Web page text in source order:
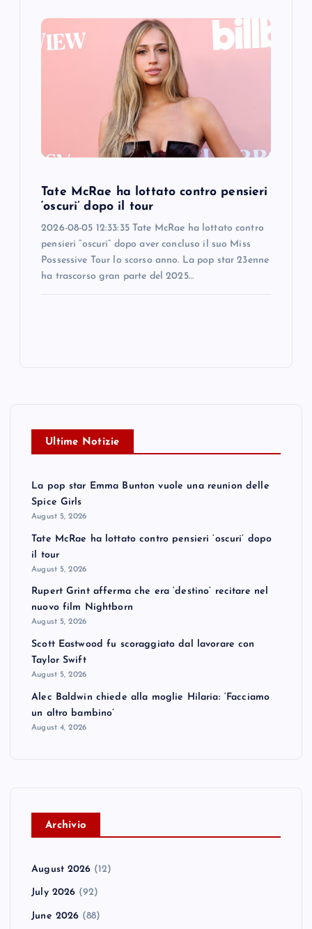
Tate McRae ha lottato contro pensieri
‘oscuri’ dopo il tour
2026-08-05 12:33:35 Tate McRae ha lottato contro
pensieri “oscuri” dopo aver concluso il suo Miss
Possessive Tour lo scorso anno. La pop star 23enne
ha trascorso gran parte del 2025…
Ultime Notizie
La pop star Emma Bunton vuole una reunion delle
Spice Girls
August 5, 2026
Tate McRae ha lottato contro pensieri ‘oscuri’ dopo
il tour
August 5, 2026
Rupert Grint afferma che era ‘destino’ recitare nel
nuovo film Nightborn
August 5, 2026
Scott Eastwood fu scoraggiato dal lavorare con
Taylor Swift
August 5, 2026
Alec Baldwin chiede alla moglie Hilaria: ‘Facciamo
un altro bambino’
August 4, 2026
Archivio
August 2026 (12)
July 2026 (92)
June 2026 (88)